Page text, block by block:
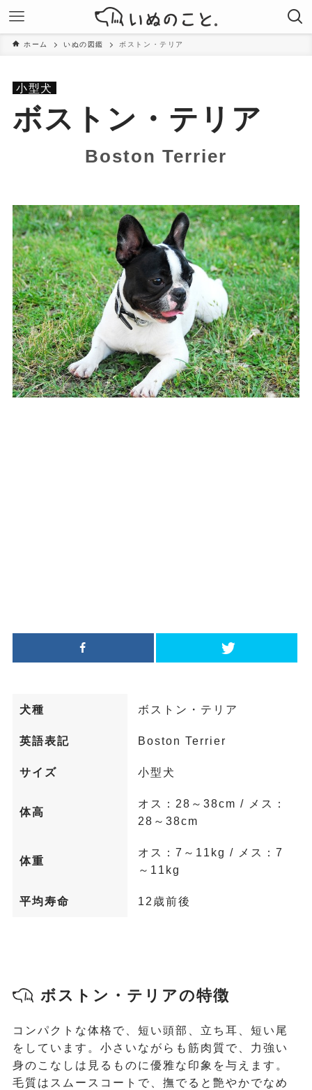
ホーム いぬの図鑑 ボストン・テリア
小型犬
ボストン・テリア
Boston Terrier
犬種 ボストン・テリア
英語表記 Boston Terrier
サイズ 小型犬
体高
オス：28～38cm / メス：
28～38cm
体重
オス：7～11kg / メス：7
～11kg
平均寿命 12歳前後
ボストン・テリアの特徴
コンパクトな体格で、短い頭部、立ち耳、短い尾
をしています。小さいながらも筋肉質で、力強い
身のこなしは見るものに優雅な印象を与えます。
毛質はスムースコートで、撫でると艶やかでなめ